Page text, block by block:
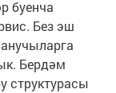
буенча
Без эш
Бердәм
структурасы